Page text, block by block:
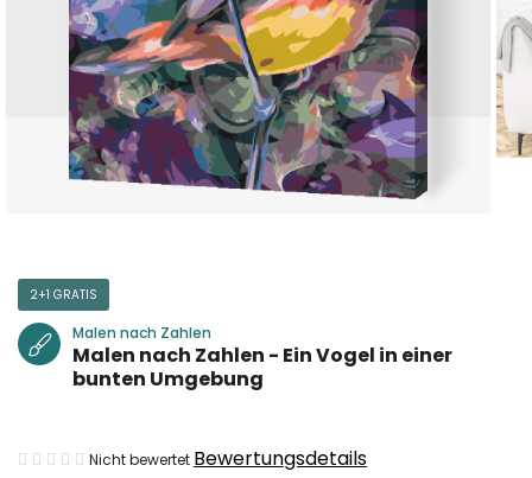
2+1 GRATIS
Malen nach Zahlen
Malen nach Zahlen - Ein Vogel in einer
bunten Umgebung
Die
Nicht bewertet Bewertungsdetails